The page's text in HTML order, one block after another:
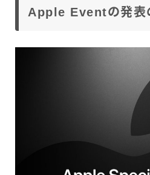
Apple Eventの発表